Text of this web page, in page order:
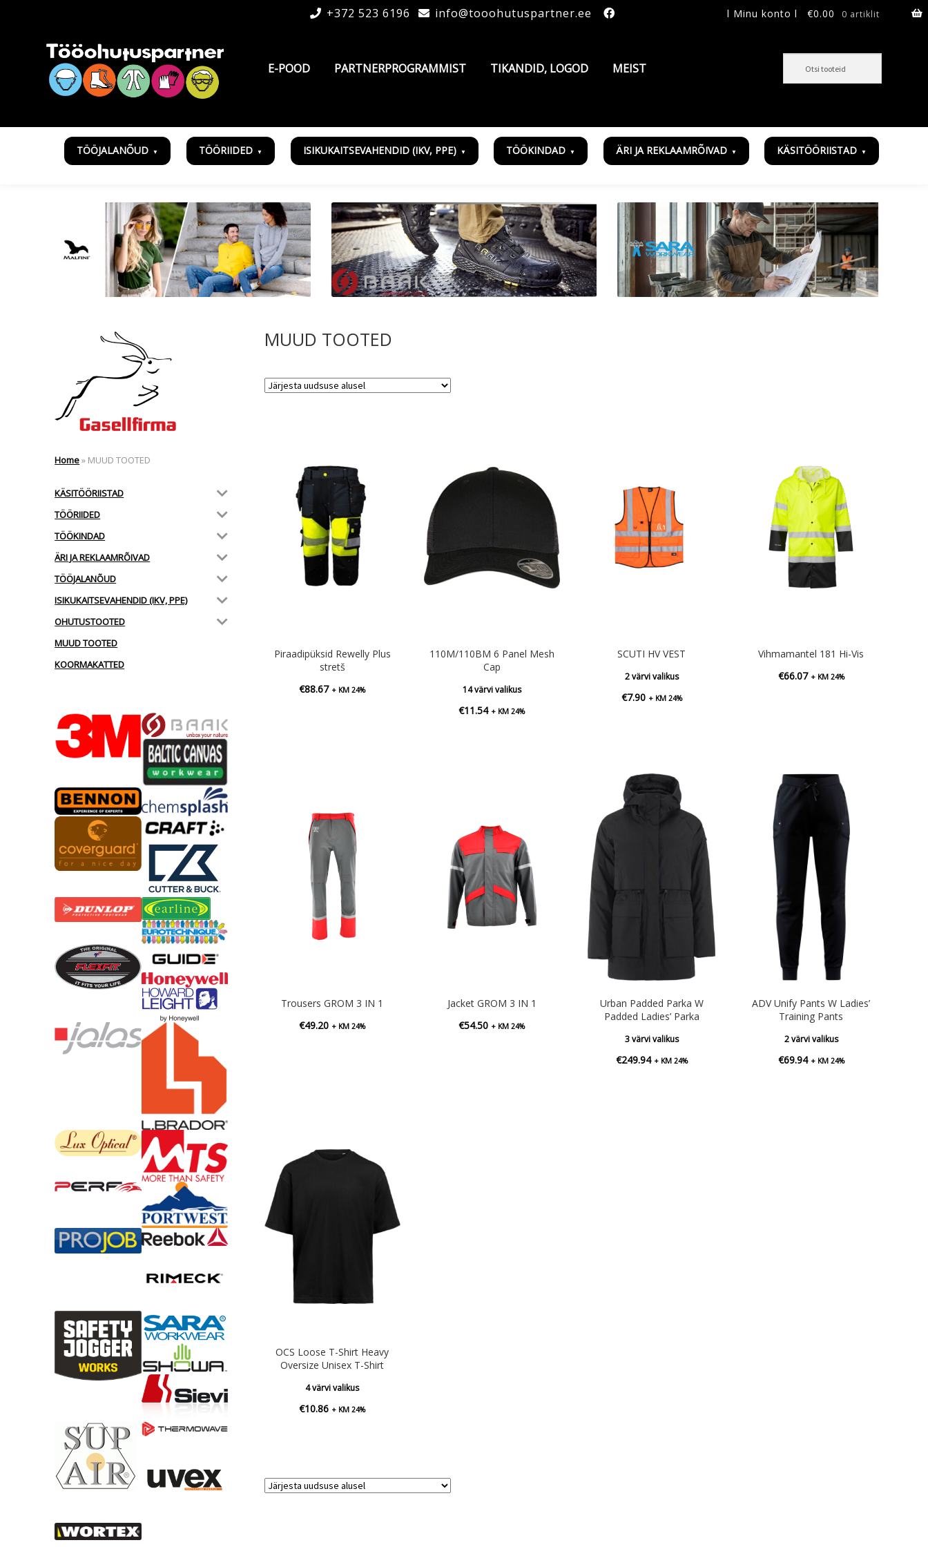
€0.00 0 artiklit
+372 523 6196 info@tooohutuspartner.ee l Minu konto l
E-POOD PARTNERPROGRAMMIST TIKANDID, LOGOD MEIST
TÖÖJALANÕUD TÖÖRIIDED ISIKUKAITSEVAHENDID (IKV, PPE) TÖÖKINDAD ÄRI JA REKLAAMRÕIVAD KÄSITÖÖRIISTAD
MUUD TOOTED
Piraadipüksid Rewelly Plus
stretš
€88.67 + KM 24%
110M/110BM 6 Panel Mesh
Cap
14 värvi valikus
€11.54 + KM 24%
SCUTI HV VEST
2 värvi valikus
€7.90 + KM 24%
Vihmamantel 181 Hi-Vis
€66.07 + KM 24%
Trousers GROM 3 IN 1
€49.20 + KM 24%
Jacket GROM 3 IN 1
€54.50 + KM 24%
Urban Padded Parka W
Padded Ladies’ Parka
3 värvi valikus
€249.94 + KM 24%
ADV Unify Pants W Ladies’
Training Pants
2 värvi valikus
€69.94 + KM 24%
OCS Loose T-Shirt Heavy
Oversize Unisex T-Shirt
4 värvi valikus
€10.86 + KM 24%
Home» MUUD TOOTED
KÄSITÖÖRIISTAD
TÖÖRIIDED
TÖÖKINDAD
ÄRI JA REKLAAMRÕIVAD
TÖÖJALANÕUD
ISIKUKAITSEVAHENDID (IKV, PPE)
OHUTUSTOOTED
MUUD TOOTED
KOORMAKATTED